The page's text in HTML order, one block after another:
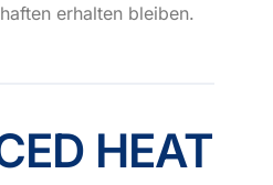
erhalten bleiben.
HEAT